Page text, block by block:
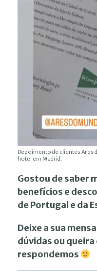
Depoimento de clientes Ares
hotel em Madrid.
Gostou de saber
benefícios e
de Portugal e da
Deixe a sua
dúvidas ou
respondemos